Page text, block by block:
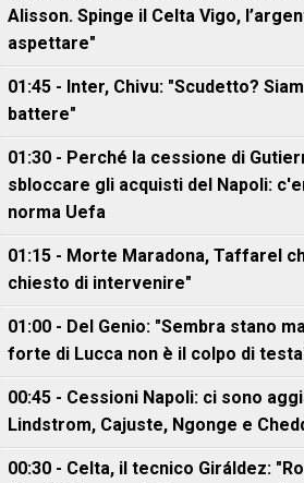
Alisson. Spinge il Celta Vigo,
aspettare"
01:45 - Inter, Chivu: "Scudetto?
battere"
01:30 - Perché la cessione di
sbloccare gli acquisti del Napoli:
norma Uefa
01:15 - Morte Maradona, Taffarel
chiesto di intervenire"
01:00 - Del Genio: "Sembra stano
forte di Lucca non è il colpo di
00:45 - Cessioni Napoli: ci sono
Lindstrom, Cajuste, Ngonge e
00:30 - Celta, il tecnico Giráldez: